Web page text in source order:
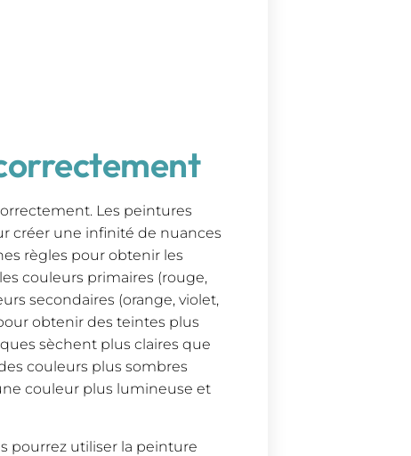
Les peintures
créer une infinité de nuances
règles pour obtenir les
couleurs primaires (rouge,
secondaires (orange, violet,
obtenir des teintes plus
sèchent plus claires que
couleurs plus sombres
couleur plus lumineuse et
pourrez utiliser la peinture